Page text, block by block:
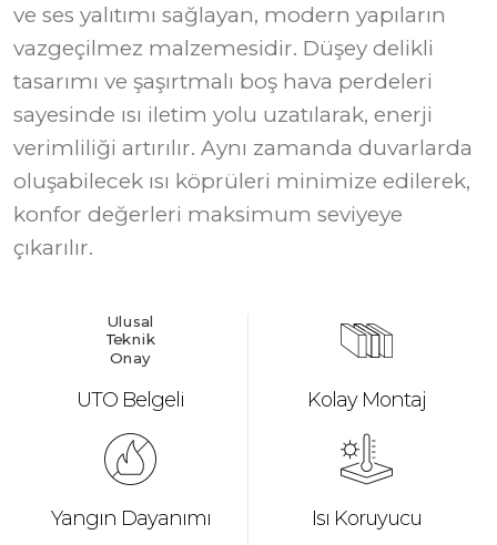
ve ses yalıtımı sağlayan, modern yapıların
vazgeçilmez malzemesidir. Düşey delikli
tasarımı ve şaşırtmalı boş hava perdeleri
sayesinde ısı iletim yolu uzatılarak, enerji
verimliliği artırılır. Aynı zamanda duvarlarda
oluşabilecek ısı köprüleri minimize edilerek,
konfor değerleri maksimum seviyeye
çıkarılır.
U usal
Tekni k
Onay
UTO Belgeli Kolay Montaj
Yangın Dayanımı Isı Koruyucu